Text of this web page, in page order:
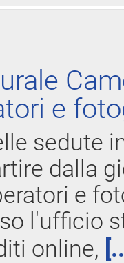
e
sedute
dalla
e
l'ufficio
online,